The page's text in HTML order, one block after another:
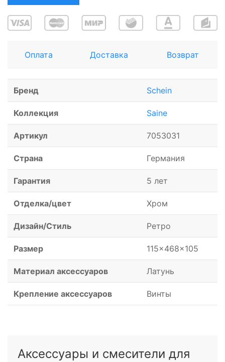
Оплата Доставка Возврат
Бренд Schein
Коллекция Saine
Артикул 7053031
Страна Германия
Гарантия 5 лет
Отделка/цвет Хром
Дизайн/Стиль Ретро
Размер 115x468x105
Материал аксессуаров Латунь
Крепление аксессуаров Винты
Аксессуары и смесители для